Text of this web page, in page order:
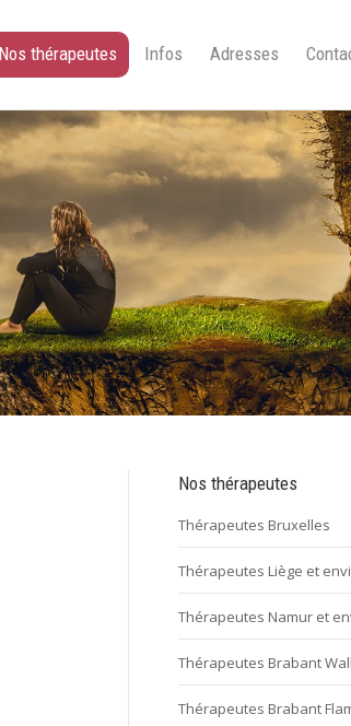
Nos thérapeutes Infos Adresses
Nos thérapeutes
Thérapeutes Bruxelles
Thérapeutes Liège et
Thérapeutes Namur et
Thérapeutes Brabant
Thérapeutes Brabant